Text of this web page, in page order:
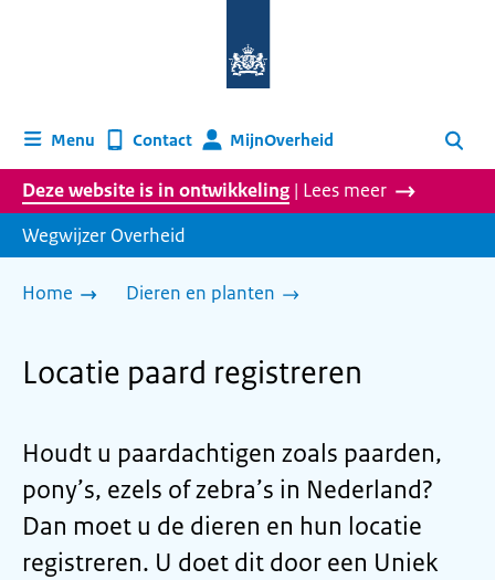
homepage
Menu Contact MijnOverheid Zoeken
Deze website is in ontwikkeling | Lees meer
Wegwijzer Overheid
Home Dieren en planten
Locatie paard registreren
Houdt u paardachtigen zoals paarden,
pony’s, ezels of zebra’s in Nederland?
Dan moet u de dieren en hun locatie
registreren. U doet dit door een Uniek